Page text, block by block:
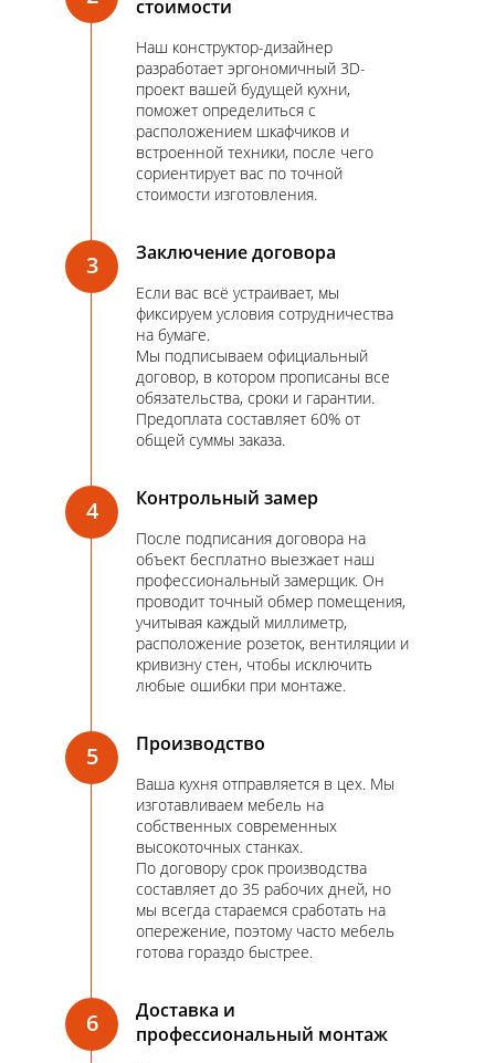
стоимости
Наш конструктор-дизайнер
разработает эргономичный 3D-
проект вашей будущей кухни,
поможет определиться с
расположением шкафчиков и
встроенной техники, после чего
сориентирует вас по точной
стоимости изготовления.
3 Заключение договора
Если вас всё устраивает, мы
фиксируем условия сотрудничества
на бумаге.
Мы подписываем официальный
договор, в котором прописаны все
обязательства, сроки и гарантии.
Предоплата составляет 60% от
общей суммы заказа.
4 Контрольный замер
После подписания договора на
объект бесплатно выезжает наш
профессиональный замерщик. Он
проводит точный обмер помещения,
учитывая каждый миллиметр,
расположение розеток, вентиляции и
кривизну стен, чтобы исключить
любые ошибки при монтаже.
5 Производство
Ваша кухня отправляется в цех. Мы
изготавливаем мебель на
собственных современных
высокоточных станках.
По договору срок производства
составляет до 35 рабочих дней, но
мы всегда стараемся сработать на
опережение, поэтому часто мебель
готова гораздо быстрее.
6
Доставка и
профессиональный монтаж